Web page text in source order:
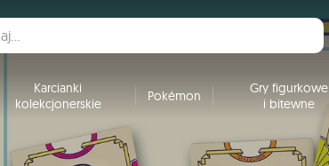
Karcianki
kolekcjonerskie
Pokémon
Gry figurkowe
i bitewne